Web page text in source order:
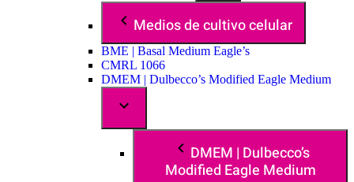
Medios de cultivo celular
BME | Basal Medium Eagle’s
CMRL 1066
DMEM | Dulbecco’s Modified Eagle Medium
DMEM | Dulbecco’s
Modified Eagle Medium